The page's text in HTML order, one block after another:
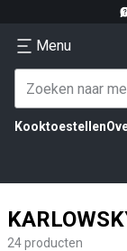
Menu
Kooktoestellen
24producten